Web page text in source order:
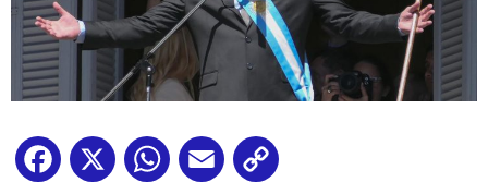
Facebook
X WhatsApp
Email